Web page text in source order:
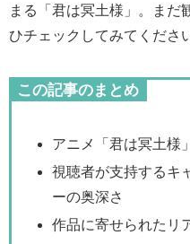
まる「君は冥土様」。まだ
ひチェックしてみてくださ
この記事のまとめ
アニメ「君は冥土様
視聴者が支持するキ
ーの奥深さ
作品に寄せられたリ